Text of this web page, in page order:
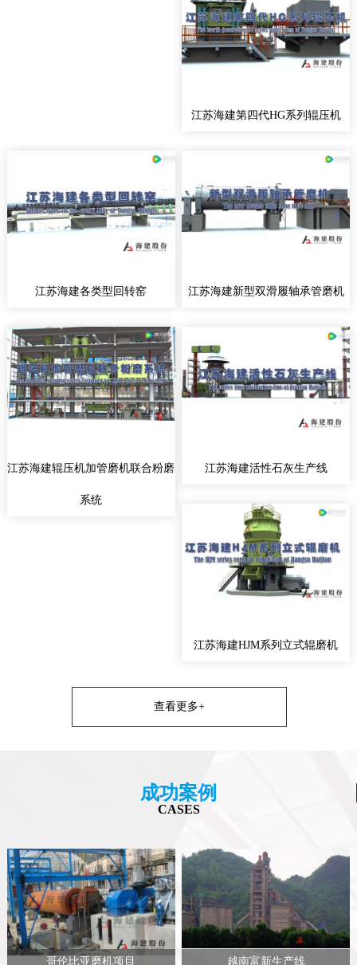
江苏海建第四代HG系列辊压机
江苏海建各类型回转窑 江苏海建新型双滑履轴承管磨机
江苏海建辊压机加管磨机联合粉磨
系统
江苏海建活性石灰生产线
江苏海建HJM系列立式辊磨机
查看更多+
成功案例
CASES
哥伦比亚磨机项目 越南富新生产线